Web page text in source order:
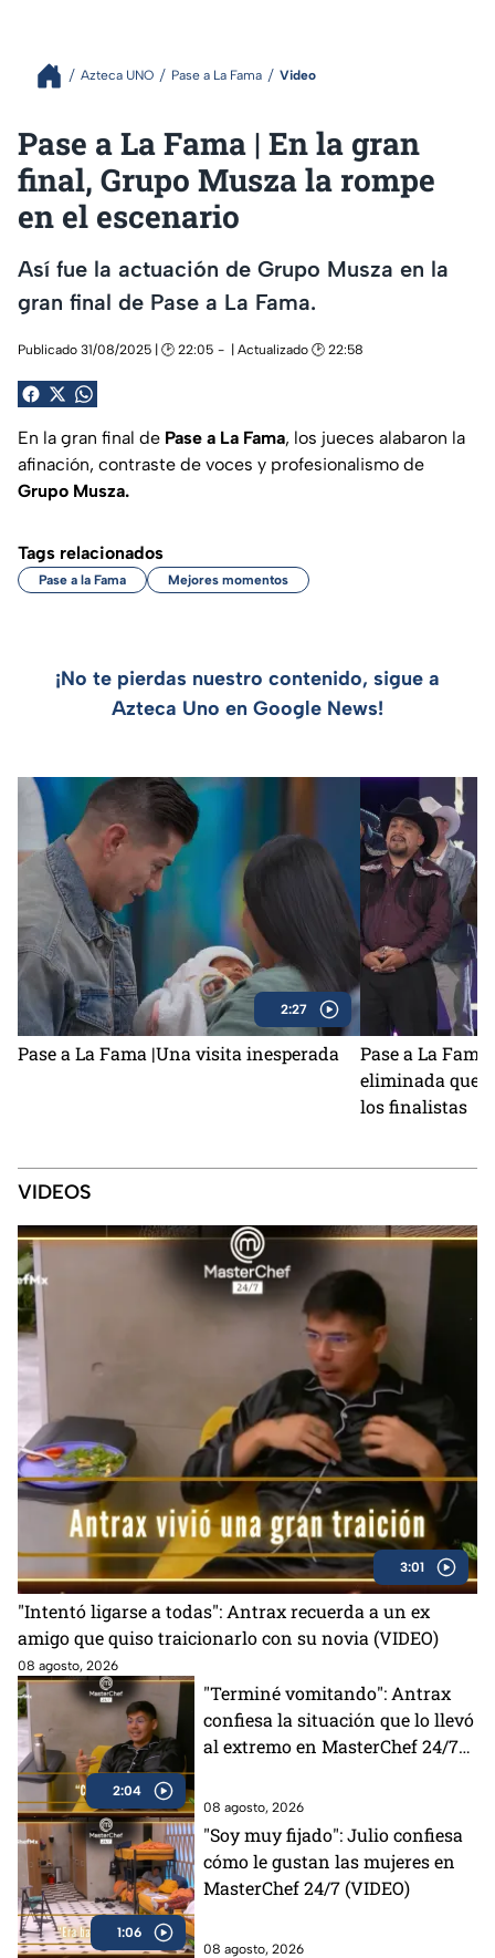
Azteca UNO Pase a La Fama Video
Pase a La Fama | En la gran
final, Grupo Musza la rompe
en el escenario
Así fue la actuación de Grupo Musza en la
gran final de Pase a La Fama.
Publicado 31/08/2025 | 🕑 22:05 | Actualizado 🕑 22:58
En la gran final de Pase a La Fama, los jueces alabaron la
afinación, contraste de voces y profesionalismo de
Grupo Musza.
Tags relacionados
Pase a la Fama Mejores momentos
¡No te pierdas nuestro contenido, sigue a
Azteca Uno en Google News!
2:27
Pase a La Fama |Una visita inesperada
Pase a La
eliminada que
los finalistas
VIDEOS
3:01
"Intentó ligarse a todas": Antrax recuerda a un ex
amigo que quiso traicionarlo con su novia (VIDEO)
08 agosto, 2026
2:04
"Terminé vomitando": Antrax
confiesa la situación que lo llevó
al extremo en MasterChef 24/7
08 agosto, 2026
1:06
"Soy muy fijado": Julio confiesa
cómo le gustan las mujeres en
MasterChef 24/7 (VIDEO)
08 agosto, 2026